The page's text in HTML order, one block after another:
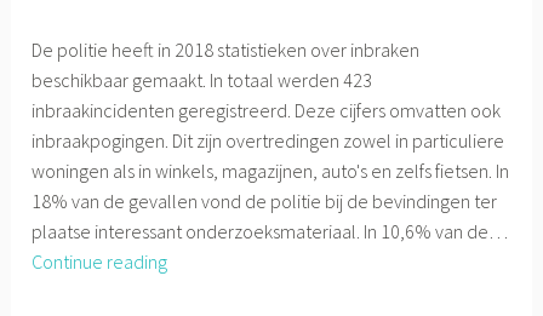
De politie heeft in 2018 statistieken over inbraken
beschikbaar gemaakt. In totaal werden 423
inbraakincidenten geregistreerd. Deze cijfers omvatten ook
inbraakpogingen. Dit zijn overtredingen zowel in particuliere
woningen als in winkels, magazijnen, auto's en zelfs fietsen. In
18% van de gevallen vond de politie bij de bevindingen ter
plaatse interessant onderzoeksmateriaal. In 10,6% van de…
Continue readingEvolutie